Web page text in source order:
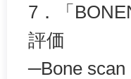
7．「
評価
─Bone